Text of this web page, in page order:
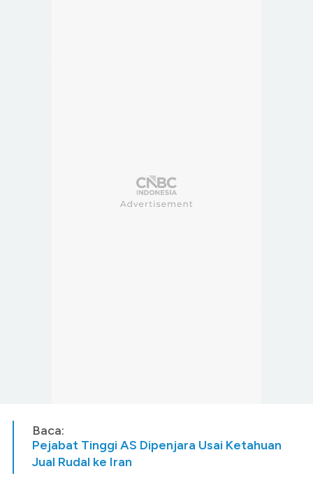
Baca:
Pejabat Tinggi AS Dipenjara Usai Ketahuan
Jual Rudal ke Iran